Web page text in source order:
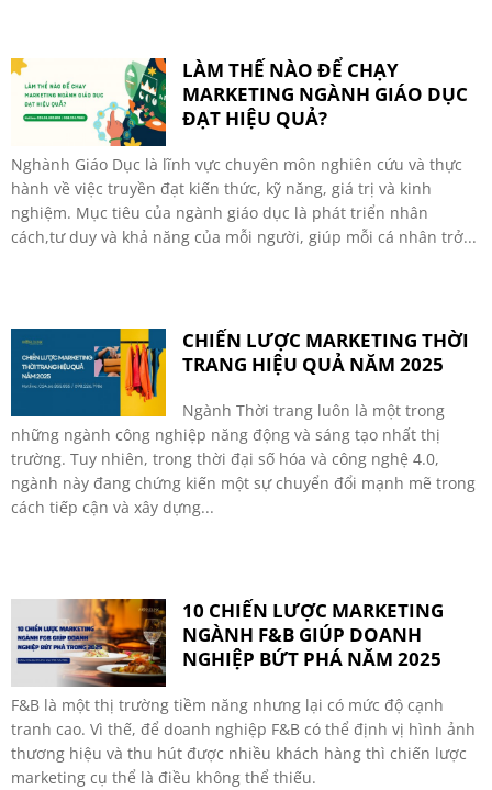
LÀM THẾ NÀO ĐỂ CHẠY
MARKETING NGÀNH GIÁO DỤC
ĐẠT HIỆU QUẢ?
Nghành Giáo Dục là lĩnh vực chuyên môn nghiên cứu và thực
hành về việc truyền đạt kiến thức, kỹ năng, giá trị và kinh
nghiệm. Mục tiêu của ngành giáo dục là phát triển nhân
cách,tư duy và khả năng của mỗi người, giúp mỗi cá nhân trở...
CHIẾN LƯỢC MARKETING THỜI
TRANG HIỆU QUẢ NĂM 2025
Ngành Thời trang luôn là một trong
những ngành công nghiệp năng động và sáng tạo nhất thị
trường. Tuy nhiên, trong thời đại số hóa và công nghệ 4.0,
ngành này đang chứng kiến một sự chuyển đổi mạnh mẽ trong
cách tiếp cận và xây dựng...
10 CHIẾN LƯỢC MARKETING
NGÀNH F&B GIÚP DOANH
NGHIỆP BỨT PHÁ NĂM 2025
F&B là một thị trường tiềm năng nhưng lại có mức độ cạnh
tranh cao. Vì thế, để doanh nghiệp F&B có thể định vị hình ảnh
thương hiệu và thu hút được nhiều khách hàng thì chiến lược
marketing cụ thể là điều không thể thiếu.